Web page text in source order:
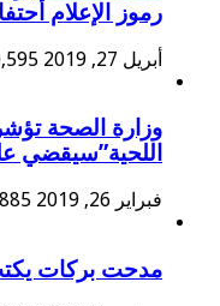
رموز الإعلام
أبريل 27, 2019
وزارة الصحة
اللحية”سيقضي
فبراير 26, 2019
مدحت بركات